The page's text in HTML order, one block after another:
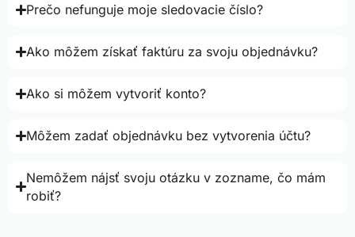
Prečo nefunguje moje sledovacie číslo?
Ako môžem získať faktúru za svoju objednávku?
Ako si môžem vytvoriť konto?
Môžem zadať objednávku bez vytvorenia účtu?
Nemôžem nájsť svoju otázku v zozname, čo mám
robiť?